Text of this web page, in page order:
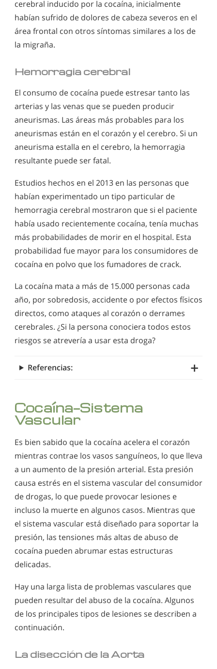
cerebral inducido por la cocaína, inicialmente
habían sufrido de dolores de cabeza severos en el
área frontal con otros síntomas similares a los de
la migraña.
Hemorragia cerebral
El consumo de cocaína puede estresar tanto las
arterias y las venas que se pueden producir
aneurismas. Las áreas más probables para los
aneurismas están en el corazón y el cerebro. Si un
aneurisma estalla en el cerebro, la hemorragia
resultante puede ser fatal.
Estudios hechos en el 2013 en las personas que
habían experimentado un tipo particular de
hemorragia cerebral mostraron que si el paciente
había usado recientemente cocaína, tenía muchas
más probabilidades de morir en el hospital. Esta
probabilidad fue mayor para los consumidores de
cocaína en polvo que los fumadores de crack.
La cocaína mata a más de 15.000 personas cada
año, por sobredosis, accidente o por efectos físicos
directos, como ataques al corazón o derrames
cerebrales. ¿Si la persona conociera todos estos
riesgos se atrevería a usar esta droga?
Referencias:
Cocaína—Sistema
Vascular
Es bien sabido que la cocaína acelera el corazón
mientras contrae los vasos sanguíneos, lo que lleva
a un aumento de la presión arterial. Esta presión
causa estrés en el sistema vascular del consumidor
de drogas, lo que puede provocar lesiones e
incluso la muerte en algunos casos. Mientras que
el sistema vascular está diseñado para soportar la
presión, las tensiones más altas de abuso de
cocaína pueden abrumar estas estructuras
delicadas.
Hay una larga lista de problemas vasculares que
pueden resultar del abuso de la cocaína. Algunos
de los principales tipos de lesiones se describen a
continuación.
La disección de la Aorta